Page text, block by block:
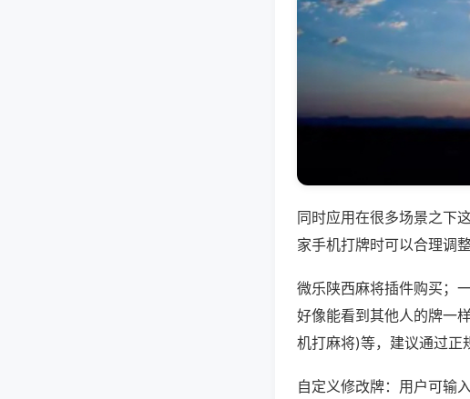
同时应用在很多场景之下
家手机打牌时可以合理调
微乐陕西麻将插件购买；
好像能看到其他人的牌一
机打麻将)等，建议通过正
自定义修改牌：用户可输